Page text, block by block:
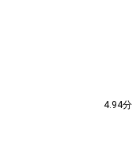
4.94分